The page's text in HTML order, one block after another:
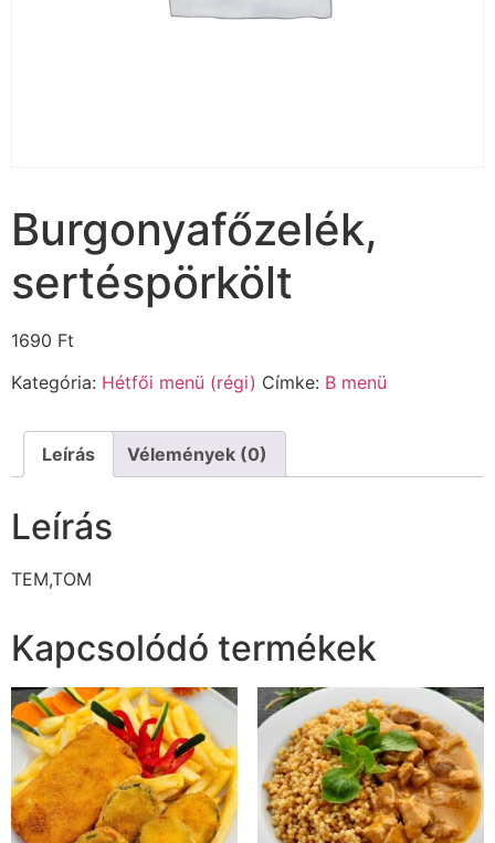
Burgonyafőzelék,
sertéspörkölt
1690 Ft
Kategória: Hétfői menü (régi) Címke: B menü
Leírás Vélemények (0)
Leírás
TEM,TOM
Kapcsolódó termékek